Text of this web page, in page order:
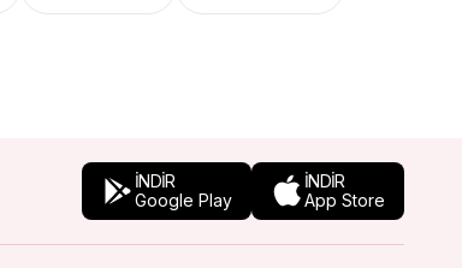
İNDİR
Google Play
İNDİR
App Store